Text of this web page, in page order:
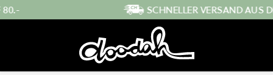
Direkt zum InhaltSCHNELLER VERSAND AUS DER SCHWEIZ